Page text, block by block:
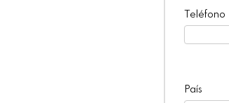
Teléfono
País